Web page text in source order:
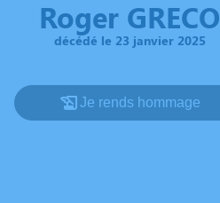
Roger GRECO
décédé le 23 janvier 2025
Je rends hommage